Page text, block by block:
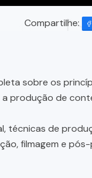
Compartilhe:
sobre os
produção de
técnicas de
filmagem e